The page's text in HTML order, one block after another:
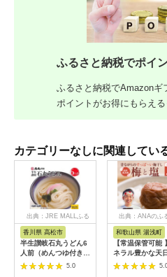
ふるさと納税でポイ
ふるさと納税でAmazonギ
ポイントがお得にもらえ
カテゴリーなしに関連してい
出典：JRE MALLふる
さと納税
香川県 高松市
半生讃岐石丸うどん6
人前（めんつゆ付き）
麺300g×2袋
5.0
出典：ANAのふ
和歌山県 湯浅町
【常温保管可能
ネラル豊かな天
けで漬けた無添
し2kg 梅ボーイ